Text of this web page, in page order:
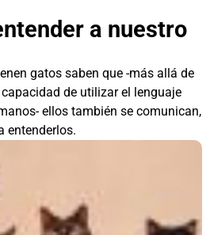
a nuestro
gatos saben que -más allá de
de utilizar el lenguaje
ellos también se comunican,
entenderlos.